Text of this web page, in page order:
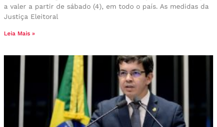
a valer a partir de sábado (4), em todo o país. As medidas da
Justiça Eleitoral
Leia Mais »